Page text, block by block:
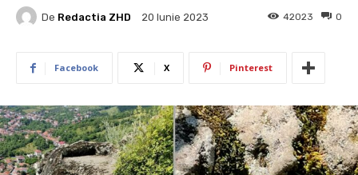
De Redactia ZHD 20 Iunie 2023 0
42023
Facebook X Pinterest